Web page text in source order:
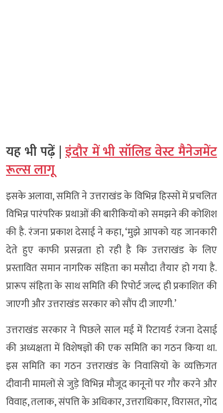
यह भी पढ़ें |इंदौर में भी सॉलिड वेस्ट मैनेजमेंट
रूल्स लागू
इसके अलावा, समिति ने उत्तराखंड के विभिन्न हिस्सों में प्रचलित
विभिन्न पारंपरिक प्रथाओं की बारीकियों को समझने की कोशिश
की है. रंजना प्रकाश देसाई ने कहा, ‘मुझे आपको यह जानकारी
देते हुए काफी प्रसन्नता हो रही है कि उत्तराखंड के लिए
प्रस्तावित समान नागरिक संहिता का मसौदा तैयार हो गया है.
प्रारूप संहिता के साथ समिति की रिपोर्ट जल्द ही प्रकाशित की
जाएगी और उत्तराखंड सरकार को सौंप दी जाएगी.’
उत्तराखंड सरकार ने पिछले साल मई में रिटायर्ड रंजना देसाई
की अध्यक्षता में विशेषज्ञों की एक समिति का गठन किया था.
इस समिति का गठन उत्तराखंड के निवासियों के व्यक्तिगत
दीवानी मामलों से जुड़े विभिन्न मौजूद कानूनों पर गौर करने और
विवाह, तलाक, संपत्ति के अधिकार, उत्तराधिकार, विरासत, गोद